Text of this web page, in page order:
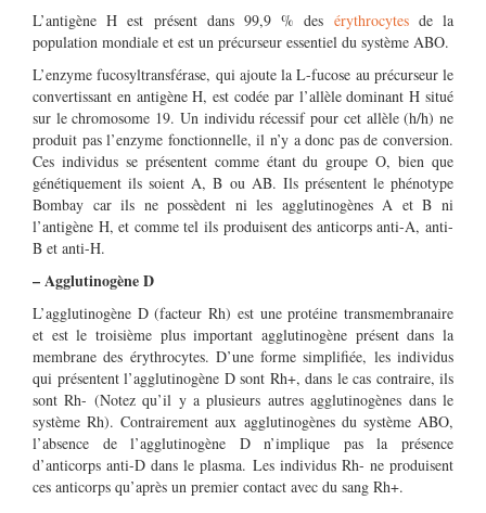
L’antigène H est présent dans 99,9 % des érythrocytesde la
population mondiale et est un précurseur essentiel du système ABO.
L’enzyme fucosyltransférase, qui ajoute la L-fucose au précurseur le
convertissant en antigène H, est codée par l’allèle dominant H situé
sur le chromosome 19. Un individu récessif pour cet allèle (h/h) ne
produit pas l’enzyme fonctionnelle, il n’y a donc pas de conversion.
Ces individus se présentent comme étant du groupe O, bien que
génétiquement ils soient A, B ou AB. Ils présentent le phénotype
Bombay car ils ne possèdent ni les agglutinogènes A et B ni
l’antigène H, et comme tel ils produisent des anticorps anti-A, anti-
B et anti-H.
– Agglutinogène D
L’agglutinogène D (facteur Rh) est une protéine transmembranaire
et est le troisième plus important agglutinogène présent dans la
membrane des érythrocytes. D’une forme simplifiée, les individus
qui présentent l’agglutinogène D sont Rh+, dans le cas contraire, ils
sont Rh- (Notez qu’il y a plusieurs autres agglutinogènes dans le
système Rh). Contrairement aux agglutinogènes du système ABO,
l’absence de l’agglutinogène D n’implique pas la présence
d’anticorps anti-D dans le plasma. Les individus Rh- ne produisent
ces anticorps qu’après un premier contact avec du sang Rh+.